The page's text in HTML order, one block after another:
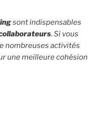
sont indispensables
. Si vous
nombreuses activités
une meilleure cohésion